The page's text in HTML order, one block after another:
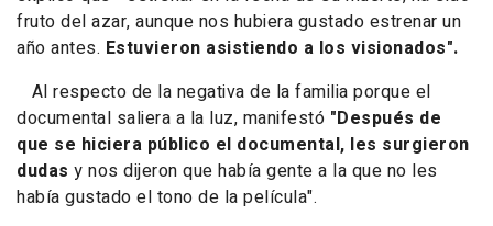
fruto del azar, aunque nos hubiera gustado estrenar un
año antes. Estuvieron asistiendo a los visionados".
Al respecto de la negativa de la familia porque el
documental saliera a la luz, manifestó "Después de
que se hiciera público el documental, les surgieron
dudas y nos dijeron que había gente a la que no les
había gustado el tono de la película".